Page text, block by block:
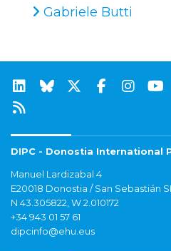
Gabriele Butti
DIPC - Donostia International
Manuel Lardizabal 4
E20018 Donostia / San Sebastián
N 43.305822, W 2.010172
+34 943 01 57 61
dipcinfo@ehu.eus